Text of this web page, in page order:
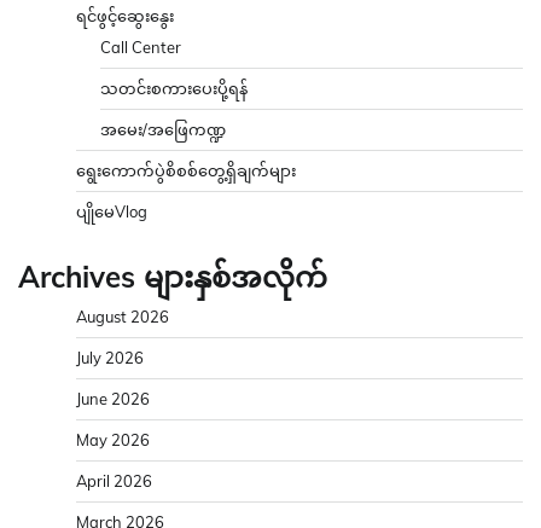
ရင်ဖွင့်ဆွေးနွေး
Call Center
သတင်းစကားပေးပို့ရန်
အမေး/အဖြေကဏ္ဍ
ရွေးကောက်ပွဲစိစစ်တွေ့ရှိချက်များ
ပျိုမေVlog
Archives များနှစ်အလိုက်
August 2026
July 2026
June 2026
May 2026
April 2026
March 2026